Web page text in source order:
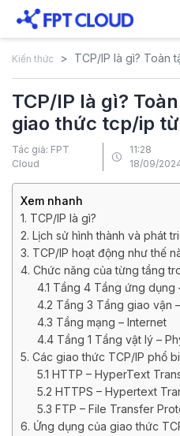
Kiến thức TCP/IP là gì? Toàn
TCP/IP là gì?
giao thức tcp/ip
Tác giả: FPT
Cloud
11:28
18/09/
Xem nhanh
1. TCP/IP là gì?
2. Lịch sử hình thành và phát
3. TCP/IP hoạt động như thế
4. Chức năng của từng tầng
4.1 Tầng 4 Tầng ứng dụng
4.2 Tầng 3 Tầng giao vận
4.3 Tầng mạng – Internet
4.4 Tầng 1 Tầng vật lý –
5. Các giao thức TCP/IP phổ
5.1 HTTP – HyperText
5.2 HTTPS – Hypertext
5.3 FTP – File Transfer
6. Ứng dụng của giao thức